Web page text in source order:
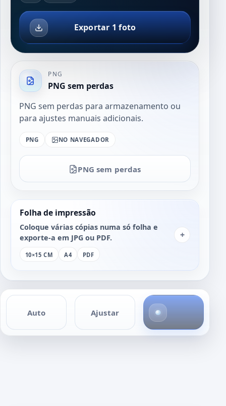
Exportar 1 foto
PNG
PNG sem perdas
PNG sem perdas para armazenamento ou
para ajustes manuais adicionais.
PNG NO NAVEGADOR
PNG sem perdas
Folha de impressão
Coloque várias cópias numa só folha e
exporte-a em JPG ou PDF.
10×15 CM A4 PDF
+
Auto Ajustar
o